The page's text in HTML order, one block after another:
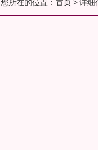
您所在的位置： 首页> 详细